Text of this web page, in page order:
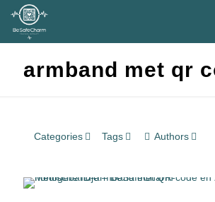
armband met qr
Categories Tags Authors